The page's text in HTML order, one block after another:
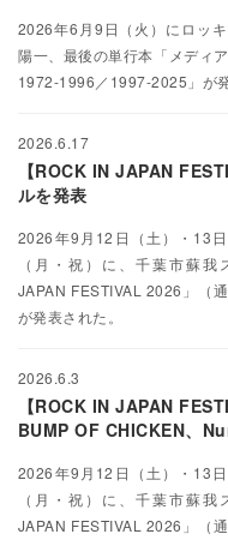
2026年6月9日（火）にロッ
陽一、最後の単行本「メディ
1972-1996／1997-2025」が発
2026.6.17
【ROCK IN JAPAN
ルを発表
2026年9月12日（土）・13
（月・祝）に、千葉市蘇
JAPAN FESTIVAL 2026」（
が発表された。
2026.6.3
【ROCK IN JAPAN
BUMP OF CHICKEN、
2026年9月12日（土）・13
（月・祝）に、千葉市蘇
JAPAN FESTIVAL 2026」（